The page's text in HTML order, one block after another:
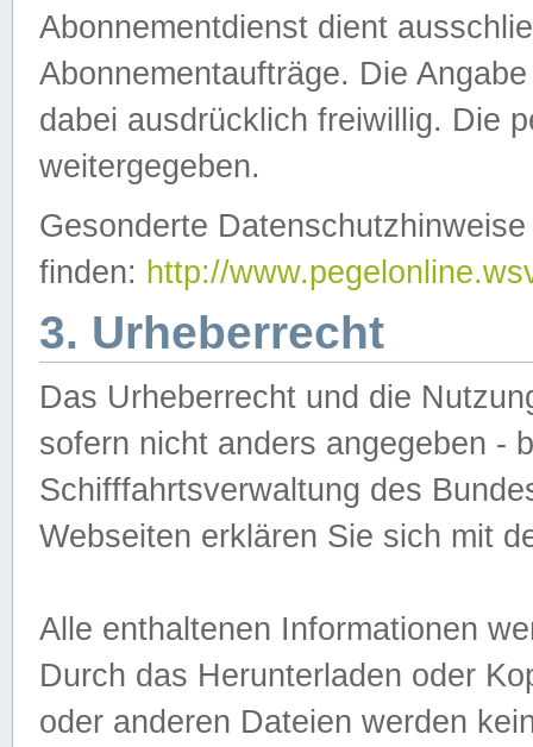
Abonnementdienst dient
Abonnementaufträge. Die
dabei ausdrücklich freiwillig. Die
weitergegeben.
Gesonderte
finden: http://
3. Urheberrecht
Das Urheberrecht und die
sofern nicht anders angegeben -
Schifffahrtsverwaltung des
Webseiten erklären Sie sich mit
Alle enthaltenen Informationen
Durch das Herunterladen oder
oder anderen Dateien werden